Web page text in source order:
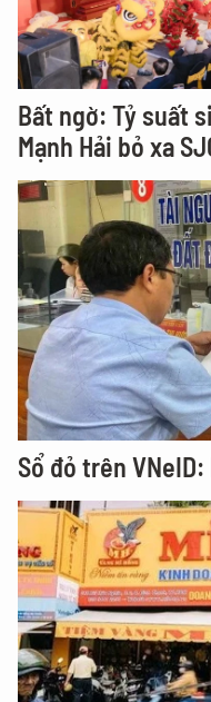
Bất ngờ: Tỷ suất
Mạnh Hải bỏ xa
Sổ đỏ trên